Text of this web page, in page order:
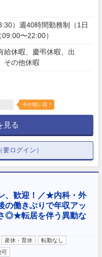
）週40時間勤務制（1日
〜22:00）
給休暇、慶弔休暇、出
その他休暇
今が狙い目！
見る
ログイン）
、歓迎！／★内科・外
働きぶりで年収アッ
◎★転居を伴う異動な
産休・育休
転勤なし
可